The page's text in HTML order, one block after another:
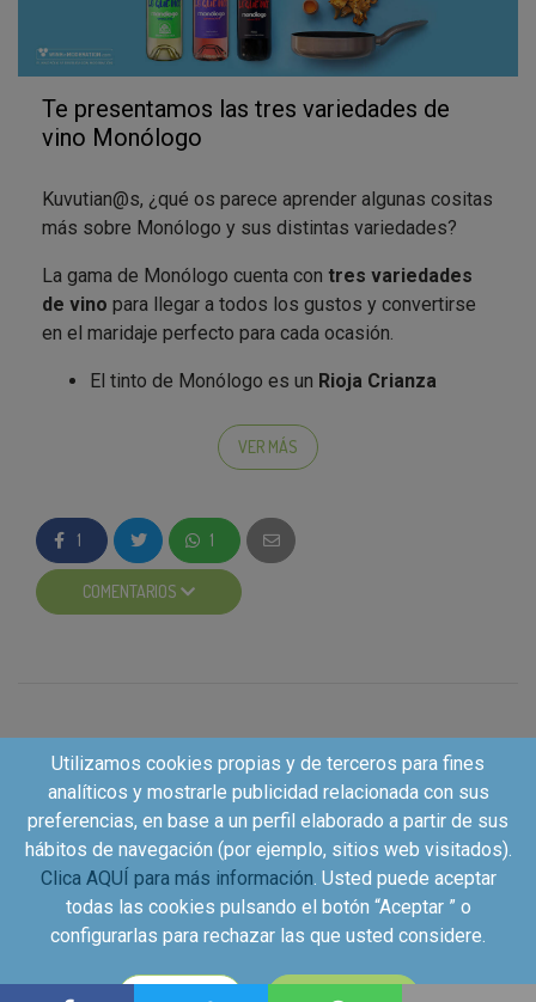
Te presentamos las tres variedades de
vino Monólogo
Kuvutian@s, ¿qué os parece aprender algunas cositas
más sobre Monólogo y sus distintas variedades?
La gama de Monólogo cuenta con tres variedades
de vino para llegar a todos los gustos y convertirse
en el maridaje perfecto para cada ocasión.
El tinto de Monólogo es un Rioja Crianza
envejecido durante 12 meses en barrica de
roble francés y americano, y de gran
amable, de gran intensidad y con una buena
armonía entre alcohol, acidez y estructura, todo
ello con una sensación tánica, madura y pulida.
El blancoRueda Verdejo
característico de la variedad Verdejo.
El
Monólogo está elaborado
íntegramente con uva de la variedad garnacha y
con denominación de origen Navarra. Tiene un
sabor fresco, amplio y sabroso con moderada
acidez y un persistente y largo regusto en el
que vuelven a aparecer las notas frutales y
VER MÁS
1 1
COMENTARIOS
Copyright©2026 - Kuvut - All rights reserved, Calle Iriarte
Utilizamos cookies propias y de terceros para fines
analíticos y mostrarle publicidad relacionada con sus
preferencias, en base a un perfil elaborado a partir de sus
hábitos de navegación (por ejemplo, sitios web visitados).
Clica AQUÍ para más información. Usted puede aceptar
todas las cookies pulsando el botón “Aceptar ” o
configurarlas para rechazar las que usted considere.
CONFIGURAR ACEPTAR